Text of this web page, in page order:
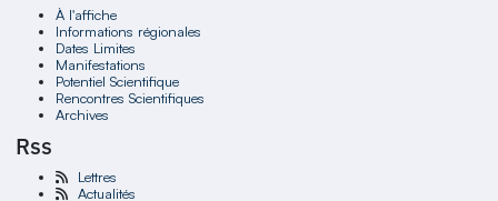
À l'affiche
Informations régionales
Dates Limites
Manifestations
Potentiel Scientifique
Rencontres Scientifiques
Archives
Rss
Lettres
Actualités